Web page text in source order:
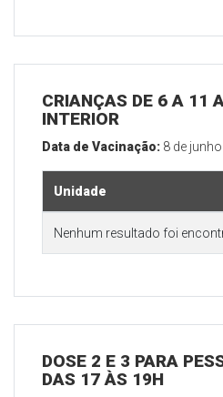
CRIANÇAS DE 6 A 11
INTERIOR
Data de Vacinação: 8 de
Unidade
Nenhum resultado foi
DOSE 2 E 3 PARA
DAS 17 ÀS 19H